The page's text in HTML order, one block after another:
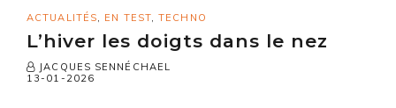
ACTUALITÉS, EN TEST,TECHNO
L’hiver les doigts dans le nez
JACQUES SENNÉCHAEL
13-01-2026